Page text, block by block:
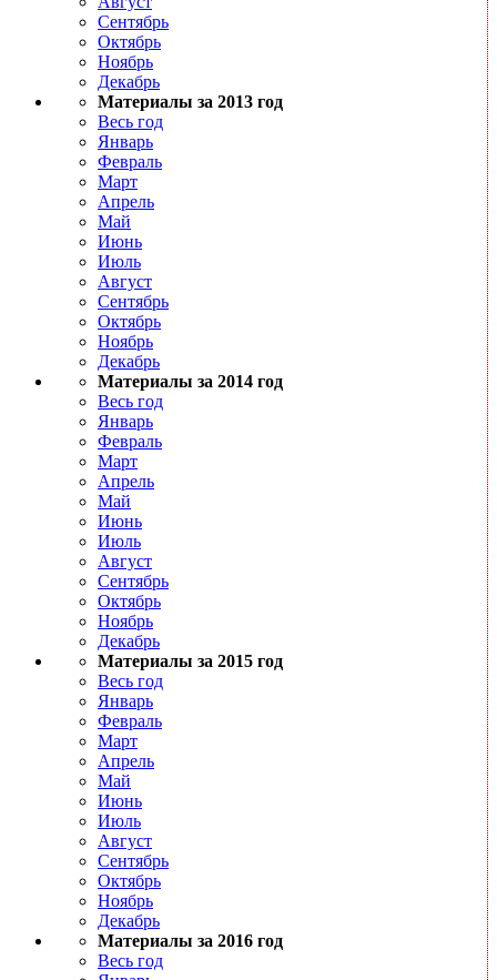
Сентябрь
Октябрь
Ноябрь
Декабрь
Материалы за 2013 год
Весь год
Январь
Февраль
Март
Апрель
Май
Июнь
Июль
Август
Сентябрь
Октябрь
Ноябрь
Декабрь
Материалы за 2014 год
Весь год
Январь
Февраль
Март
Апрель
Май
Июнь
Июль
Август
Сентябрь
Октябрь
Ноябрь
Декабрь
Материалы за 2015 год
Весь год
Январь
Февраль
Март
Апрель
Май
Июнь
Июль
Август
Сентябрь
Октябрь
Ноябрь
Декабрь
Материалы за 2016 год
Весь год